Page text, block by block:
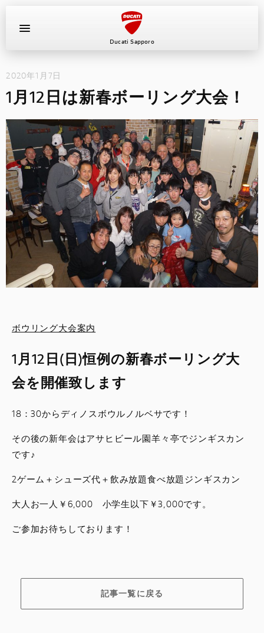
Ducati Sapporo
イベント
キャンペーン
ショールーム
新車
ニュース
スタッフブログ
DUCATI OWNER’S CLUB
アパレル
コンフィギュレーター
お支払いシミュレーション
お問合せ
2020年1月7日
1月12日は新春ボーリング大会！
ボウリング大会案内
1月12日(日)恒例の新春ボーリング大
会を開催致します
18：30からディノスボウルノルベサです！
その後の新年会はアサヒビール園羊々亭でジンギスカン
です♪
2ゲーム＋シューズ代＋飲み放題食べ放題ジンギスカン
大人お一人￥6,000 小学生以下￥3,000です。
ご参加お待ちしております！
記事一覧に戻る